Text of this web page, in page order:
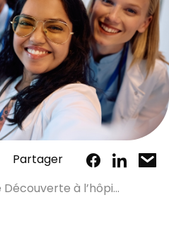
Partager
à l’hôpi...